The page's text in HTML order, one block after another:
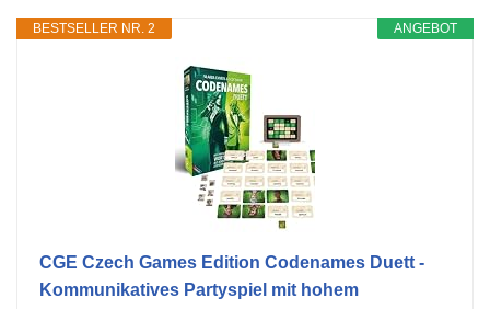
ANGEBOT
BESTSELLER NR. 2
CGE Czech Games Edition Codenames Duett -
Kommunikatives Partyspiel mit hohem